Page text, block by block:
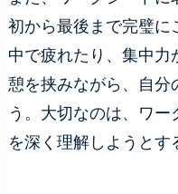
初から最後まで完璧に
中で疲れたり、集中
憩を挟みながら、自分
う。大切なのは、ワ
を深く理解しようとす